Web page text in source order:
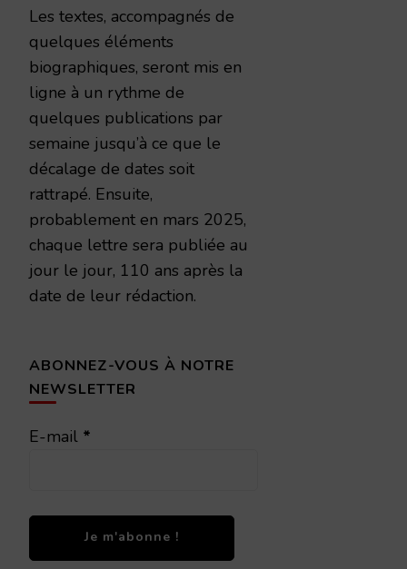
Les textes, accompagnés de
quelques éléments
biographiques, seront mis en
ligne à un rythme de
quelques publications par
semaine jusqu’à ce que le
décalage de dates soit
rattrapé. Ensuite,
probablement en mars 2025,
chaque lettre sera publiée au
jour le jour, 110 ans après la
date de leur rédaction.
ABONNEZ-VOUS À NOTRE
NEWSLETTER
E-mail *